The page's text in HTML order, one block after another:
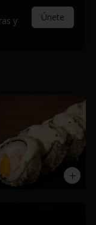
y
Únete